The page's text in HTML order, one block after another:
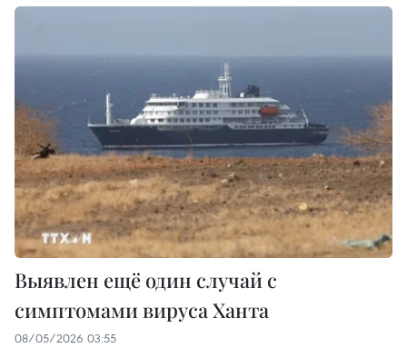
Выявлен ещё один случай с
симптомами вируса Ханта
08/05/2026 03:55